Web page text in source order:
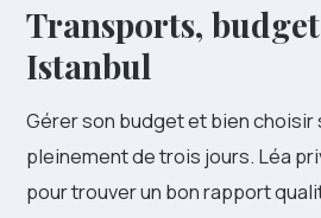
Transports,
Istanbul
Gérer son budget et bien
pleinement de trois jours. Léa
pour trouver un bon rapport